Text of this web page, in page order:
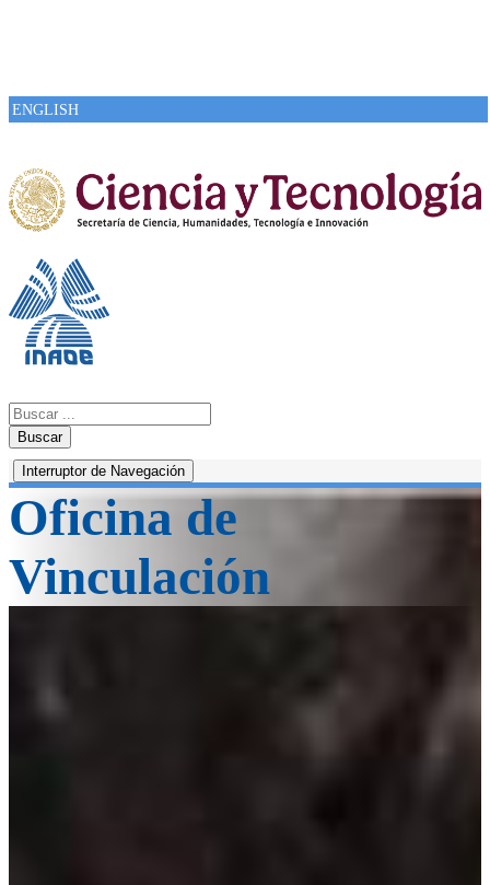
ENGLISH
Buscar
Interruptor de Navegación
Oficina de
Vinculación